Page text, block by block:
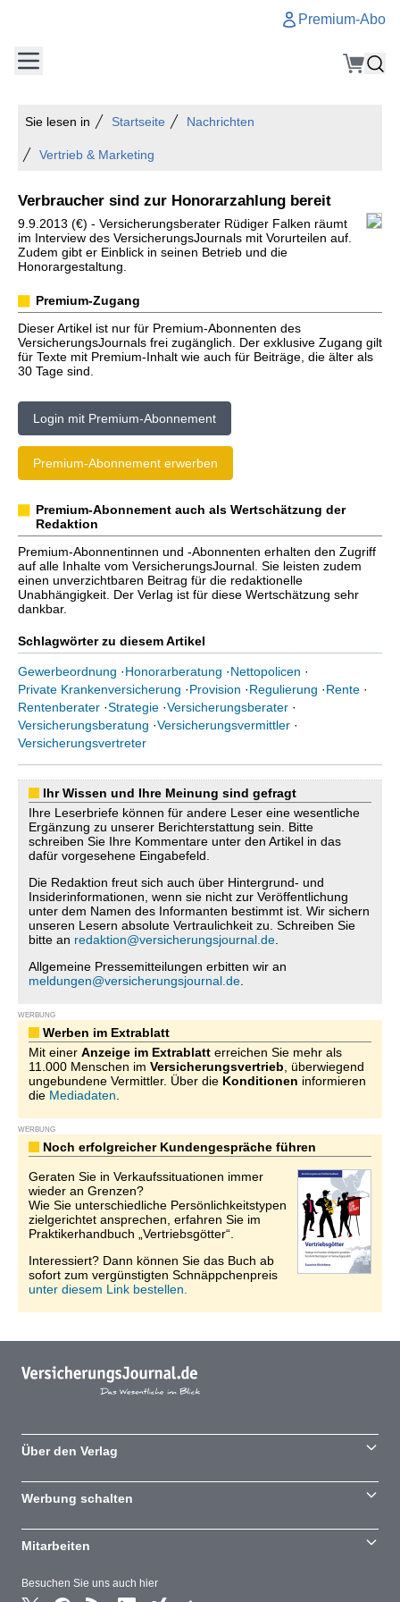
Premium-Abo
Sie lesen in Startseite Nachrichten
Vertrieb & Marketing
Verbraucher sind zur Honorarzahlung bereit
9.9.2013 (€) - Versicherungsberater Rüdiger Falken räumt
im Interview des VersicherungsJournals mit Vorurteilen auf.
Zudem gibt er Einblick in seinen Betrieb und die
Honorargestaltung.
Premium-Zugang
Dieser Artikel ist nur für Premium-Abonnenten des
VersicherungsJournals frei zugänglich. Der exklusive Zugang gilt
für Texte mit Premium-Inhalt wie auch für Beiträge, die älter als
30 Tage sind.
Login mit Premium-Abonnement
Premium-Abonnement erwerben
Premium-Abonnement auch als Wertschätzung der
Redaktion
Premium-Abonnentinnen und -Abonnenten erhalten den Zugriff
auf alle Inhalte vom VersicherungsJournal. Sie leisten zudem
einen unverzichtbaren Beitrag für die redaktionelle
Unabhängigkeit. Der Verlag ist für diese Wertschätzung sehr
dankbar.
Schlagwörter zu diesem Artikel
Gewerbeordnung ·Honorarberatung ·Nettopolicen ·
Private Krankenversicherung ·Provision ·Regulierung ·Rente ·
Rentenberater ·Strategie ·Versicherungsberater ·
Versicherungsberatung ·Versicherungsvermittler ·
Versicherungsvertreter
Ihr Wissen und Ihre Meinung sind gefragt
Ihre Leserbriefe können für andere Leser eine wesentliche
Ergänzung zu unserer Berichterstattung sein. Bitte
schreiben Sie Ihre Kommentare unter den Artikel in das
dafür vorgesehene Eingabefeld.
Die Redaktion freut sich auch über Hintergrund- und
Insiderinformationen, wenn sie nicht zur Veröffentlichung
unter dem Namen des Informanten bestimmt ist. Wir sichern
unseren Lesern absolute Vertraulichkeit zu. Schreiben Sie
bitte an redaktion@versicherungsjournal.de
Allgemeine Pressemitteilungen erbitten wir an
meldungen@versicherungsjournal.de
WERBUNG
Werben im Extrablatt
Mit einer Anzeige im Extrablatt erreichen Sie mehr als
11.000 Menschen im Versicherungsvertrieb , überwiegend
ungebundene Vermittler. Über die Konditionen informieren
die Mediadaten
WERBUNG
Noch erfolgreicher Kundengespräche führen
Geraten Sie in Verkaufssituationen immer
wieder an Grenzen?
Wie Sie unterschiedliche Persönlichkeitstypen
zielgerichtet ansprechen, erfahren Sie im
Praktikerhandbuch „Vertriebsgötter“.
Interessiert? Dann können Sie das Buch ab
sofort zum vergünstigten Schnäppchenpreis
unter diesem Link bestellen.
Besuchen Sie uns auch hier
Über den Verlag
Werbung schalten
Mitarbeiten